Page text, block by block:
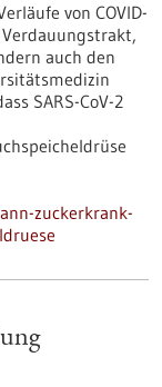
von COVID-
auch den
SARS-CoV-2
zuckerkrank-